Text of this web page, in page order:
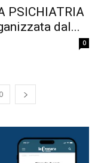
PSICHIATRIA
dal...
0